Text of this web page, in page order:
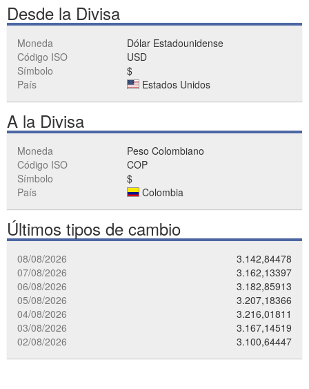
Desde la Divisa
Moneda
Dólar Estadounidense
Código ISO
USD
Símbolo
$
País
Estados Unidos
A la Divisa
Moneda
Peso Colombiano
Código ISO
COP
Símbolo
$
País
Colombia
Últimos tipos de cambio
08/08/2026
3.142,84478
07/08/2026
3.162,13397
06/08/2026
3.182,85913
05/08/2026
3.207,18366
04/08/2026
3.216,01811
03/08/2026
3.167,14519
02/08/2026
3.100,64447